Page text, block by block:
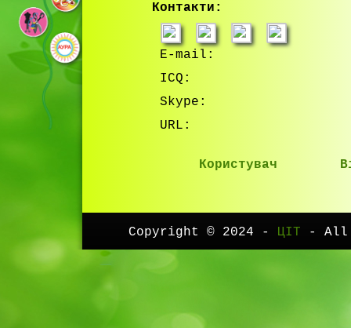
Контакти:
E-mail:
ICQ:
Skype:
URL:
Користувач
Copyright © 2024 - ЦІТ - All